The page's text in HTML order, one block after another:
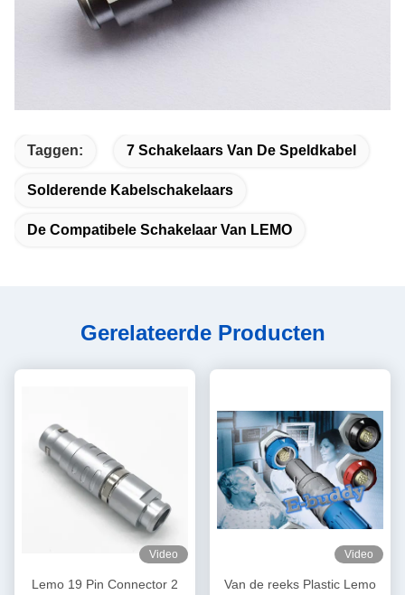
Taggen: 7 Schakelaars Van De Speldkabel
Solderende Kabelschakelaars
De Compatibele Schakelaar Van LEMO
Gerelateerde Producten
Video
Lemo 19 Pin Connector 2
Video
Van de reeks Plastic Lemo